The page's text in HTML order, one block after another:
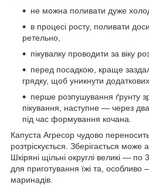
не можна поливати дуже
в процесі росту, поливати
ретельно,
пікувалку проводити за віку
перед посадкою, краще
грядку, щоб уникнути
перше розпушування ґрунту
пікування, наступне — через
під час формування кочана.
Капуста Агресор чудово
розтріскується. Зберігається
Шкіряні щільні округлі великі — по
для приготування їжі та, особливо